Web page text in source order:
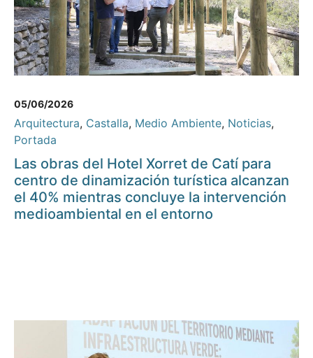
05/06/2026
Arquitectura, Castalla, Medio Ambiente, Noticias,
Portada
Las obras del Hotel Xorret de Catí para
centro de dinamización turística alcanzan
el 40% mientras concluye la intervención
medioambiental en el entorno